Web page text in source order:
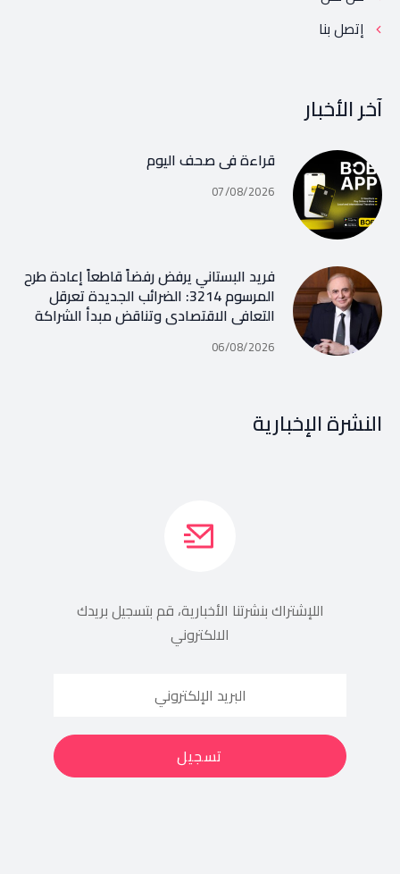
إتصل بنا
آخر الأخبار
قراءة في صحف اليوم
07/08/2026
فريد البستاني يرفض رفضاً قاطعاً إعادة طرح
المرسوم 3214: الضرائب الجديدة تعرقل
التعافي الاقتصادي وتناقض مبدأ الشراكة
06/08/2026
النشرة الإخبارية
اللإشتراك بنشرتنا الأخبارية، قم بتسجيل بريدك
الالكتروني